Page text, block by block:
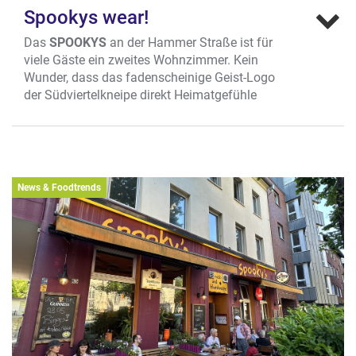
Spookys wear!
Das SPOOKYS an der Hammer Straße ist für
viele Gäste ein zweites Wohnzimmer. Kein
Wunder, dass das fadenscheinige Geist-Logo
der Südviertelkneipe direkt Heimatgefühle
optisch zu seiner Stammkneipe bekennen. T-
Dezember unter
shop.markenstickerei./shops/spookys.
News & Foodtrends